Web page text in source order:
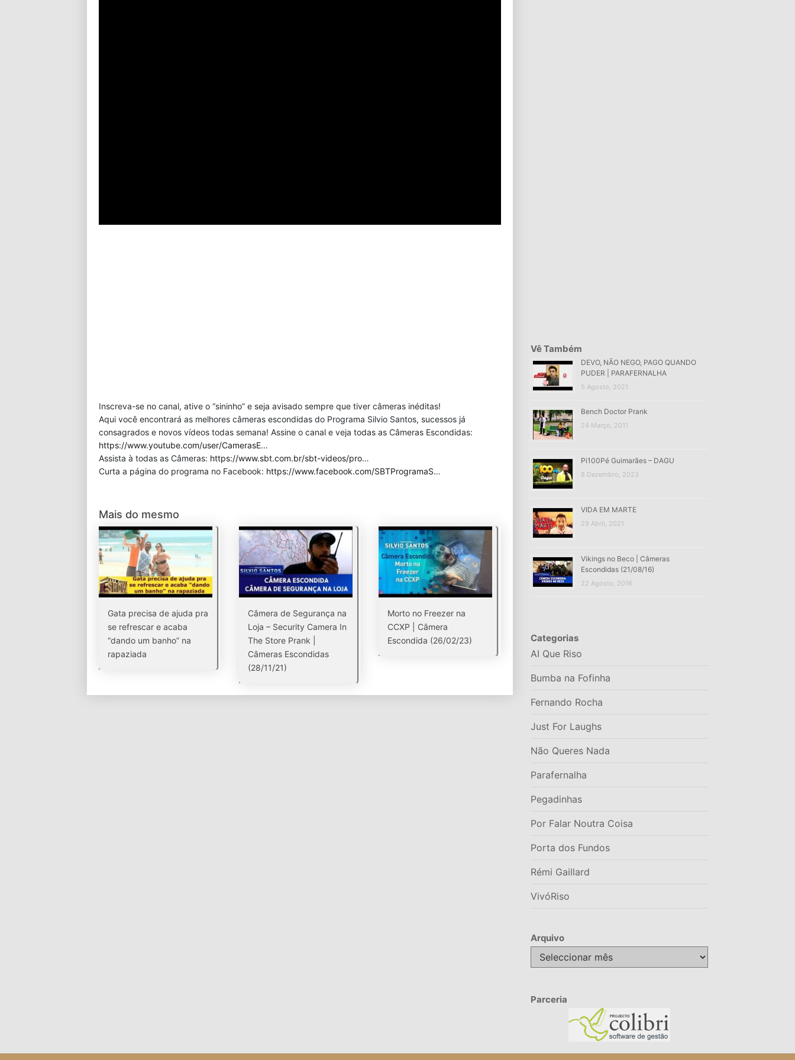
Inscreva-se no canal, ative o “sininho” e seja avisado sempre que tiver câmeras inéditas!
Aqui você encontrará as melhores câmeras escondidas do Programa Silvio Santos, sucessos já
consagrados e novos vídeos todas semana! Assine o canal e veja todas as Câmeras Escondidas:
https://www.youtube.com/user/CamerasE…
Assista à todas as Câmeras: https://www.sbt.com.br/sbt-videos/pro…
Curta a página do programa no Facebook: https://www.facebook.com/SBTProgramaS…
Mais do mesmo
Gata precisa de ajuda pra
se refrescar e acaba
“dando um banho” na
rapaziada
Câmera de Segurança na
Loja – Security Camera In
The Store Prank |
Câmeras Escondidas
(28/11/21)
Morto no Freezer na
CCXP | Câmera
Escondida (26/02/23)
Vê Também
DEVO, NÃO NEGO, PAGO QUANDO
PUDER | PARAFERNALHA
5 Agosto, 2021
Bench Doctor Prank
24 Março, 2011
Pi100Pé Guimarães – DAGU
8 Dezembro, 2023
VIDA EM MARTE
29 Abril, 2021
Vikings no Beco | Câmeras
Escondidas (21/08/16)
22 Agosto, 2016
Categorias
AI Que Riso
Bumba na Fofinha
Fernando Rocha
Just For Laughs
Não Queres Nada
Parafernalha
Pegadinhas
Por Falar Noutra Coisa
Porta dos Fundos
Rémi Gaillard
VivóRiso
Arquivo
Arquivo
Parceria